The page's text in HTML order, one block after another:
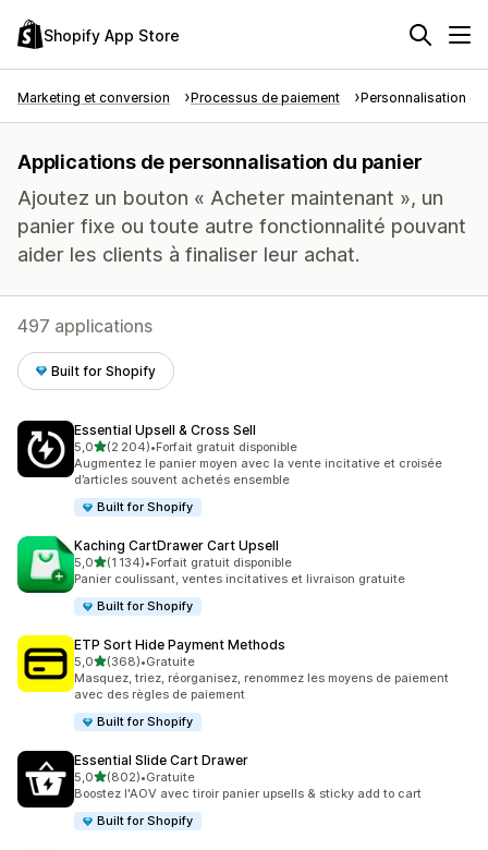
Shopify App Store
Marketing et conversion Processus de paiement Personnalisation
Applications de personnalisation du panier
Ajoutez un bouton « Acheter maintenant », un
panier fixe ou toute autre fonctionnalité pouvant
aider les clients à finaliser leur achat.
497 applications
Built for Shopify
Essential Upsell & Cross Sell
5,0étoile(s) sur 5
(2 204)
2204 avis au total
•Forfait gratuit disponible
Augmentez le panier moyen avec la vente incitative et croisée
d’articles souvent achetés ensemble
Built for Shopify
Kaching CartDrawer Cart Upsell
5,0étoile(s) sur 5
(1 134)
1134 avis au total
•Forfait gratuit disponible
Panier coulissant, ventes incitatives et livraison gratuite
Built for Shopify
ETP Sort Hide Payment Methods
5,0étoile(s) sur 5
(368)
368 avis au total
•Gratuite
Masquez, triez, réorganisez, renommez les moyens de paiement
avec des règles de paiement
Built for Shopify
Essential Slide Cart Drawer
5,0étoile(s) sur 5
(802)
802 avis au total
•Gratuite
Boostez l'AOV avec tiroir panier upsells & sticky add to cart
Built for Shopify